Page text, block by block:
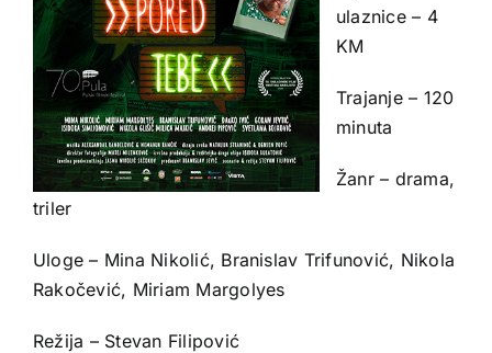
ulaznice – 4
KM
Trajanje – 120
minuta
Žanr – drama,
triler
Uloge – Mina Nikolić, Branislav Trifunović, Nikola
Rakočević, Miriam Margolyes
Režija – Stevan Filipović